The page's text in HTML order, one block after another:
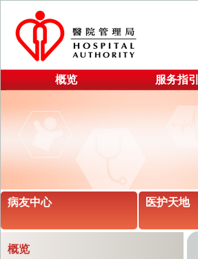
概览 服务指引
病友中心 医护天地
概览